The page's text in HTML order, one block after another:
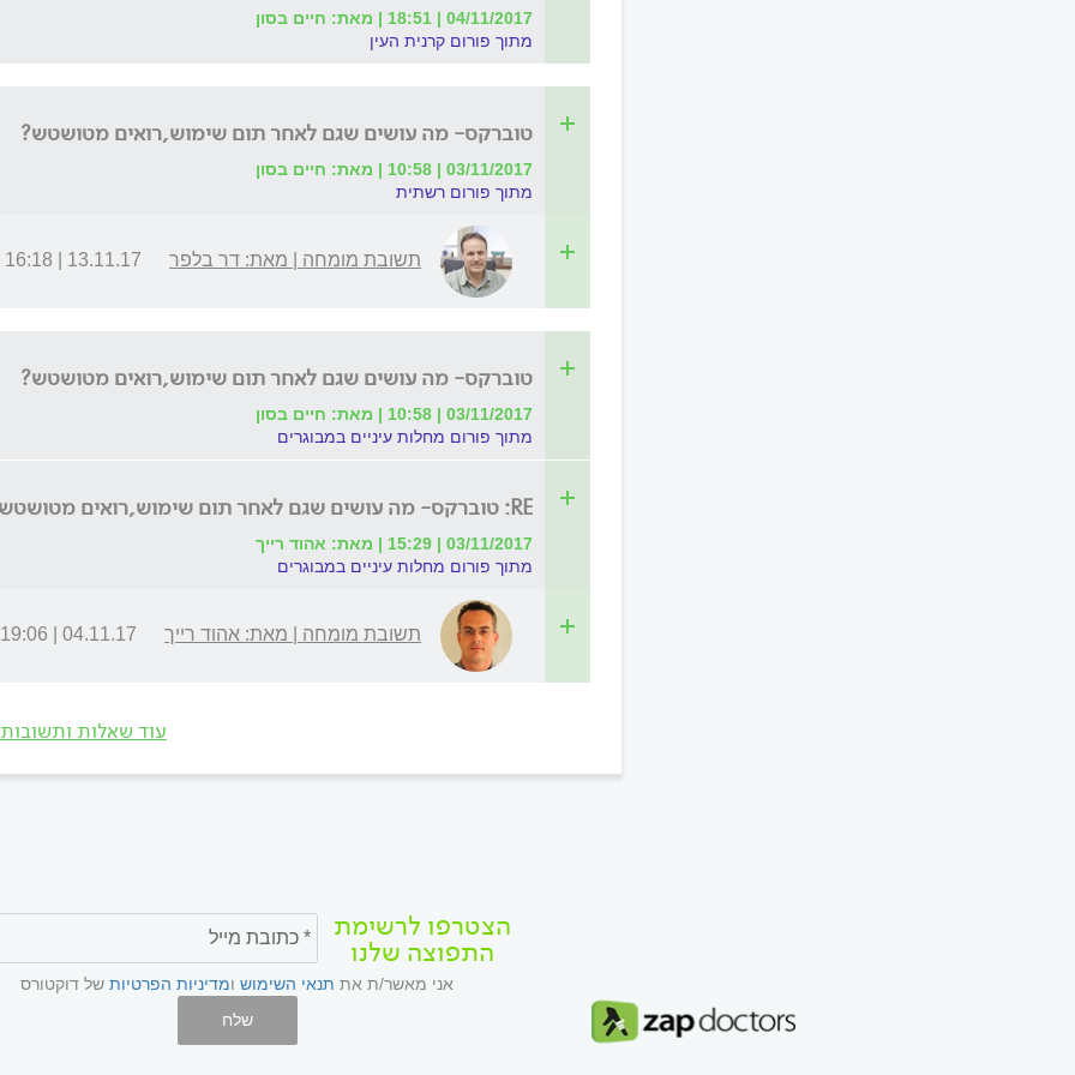
04/11/2017 | 18:51 | מאת: חיים בסון
מתוך פורום קרנית העין
טוברקס- מה עושים שגם לאחר תום שימוש,רואים מטושטש?
03/11/2017 | 10:58 | מאת: חיים בסון
מתוך פורום רשתית
תשובת מומחה | מאת: דר בלפר 13.11.17 | 16:18
טוברקס- מה עושים שגם לאחר תום שימוש,רואים מטושטש?
03/11/2017 | 10:58 | מאת: חיים בסון
מתוך פורום מחלות עיניים במבוגרים
RE: טוברקס- מה עושים שגם לאחר תום שימוש,רואים מטושטש?
03/11/2017 | 15:29 | מאת: אהוד רייך
מתוך פורום מחלות עיניים במבוגרים
תשובת מומחה | מאת: אהוד רייך 04.11.17 | 19:06
עוד שאלות ותשובות
הצטרפו לרשימת
התפוצה שלנו
אני מאשר/ת את תנאי השימוש ומדיניות הפרטיות של דוקטורס
שלח